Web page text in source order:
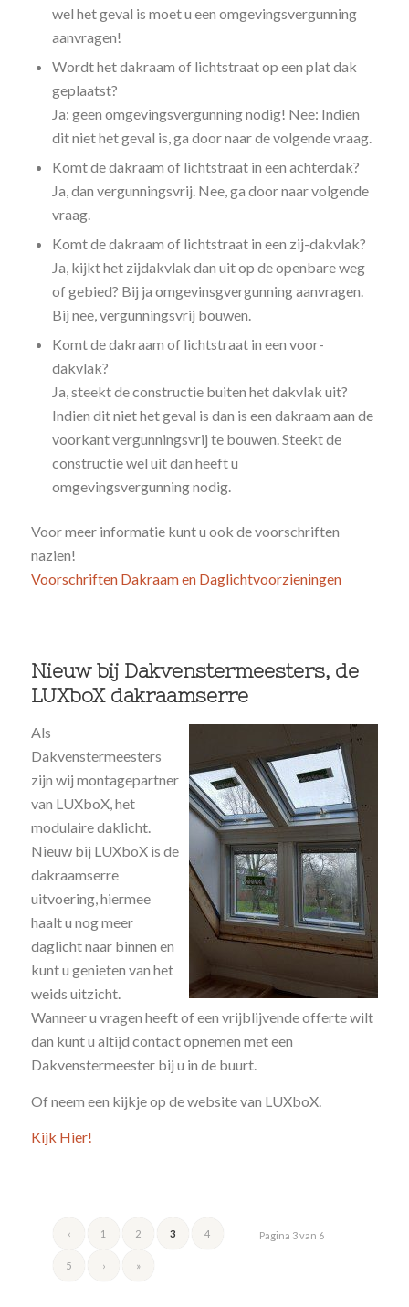
wel het geval is moet u een omgevingsvergunning
aanvragen!
Wordt het dakraam of lichtstraat op een plat dak
geplaatst?
Ja: geen omgevingsvergunning nodig! Nee: Indien
dit niet het geval is, ga door naar de volgende vraag.
Komt de dakraam of lichtstraat in een achterdak?
Ja, dan vergunningsvrij. Nee, ga door naar volgende
vraag.
Komt de dakraam of lichtstraat in een zij-dakvlak?
Ja, kijkt het zijdakvlak dan uit op de openbare weg
of gebied? Bij ja omgevinsgvergunning aanvragen.
Bij nee, vergunningsvrij bouwen.
Komt de dakraam of lichtstraat in een voor-
dakvlak?
Ja, steekt de constructie buiten het dakvlak uit?
Indien dit niet het geval is dan is een dakraam aan de
voorkant vergunningsvrij te bouwen. Steekt de
constructie wel uit dan heeft u
omgevingsvergunning nodig.
Voor meer informatie kunt u ook de voorschriften
nazien!
Voorschriften Dakraam en Daglichtvoorzieningen
Nieuw bij Dakvenstermeesters, de
LUXboX dakraamserre
Als
Dakvenstermeesters
zijn wij montagepartner
van LUXboX, het
modulaire daklicht.
Nieuw bij LUXboX is de
dakraamserre
uitvoering, hiermee
haalt u nog meer
daglicht naar binnen en
kunt u genieten van het
weids uitzicht.
Wanneer u vragen heeft of een vrijblijvende offerte wilt
dan kunt u altijd contact opnemen met een
Dakvenstermeester bij u in de buurt.
Of neem een kijkje op de website van LUXboX.
Kijk Hier!
Pagina 3 van 6
‹ 1 2 3 4
5 › »